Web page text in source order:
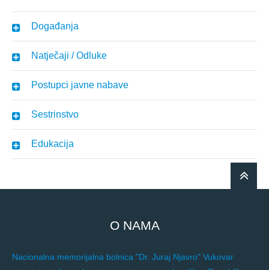
Događanja
Natječaji / Odluke
Postupci javne nabave
Sestrinstvo
Edukacija
O NAMA
Nacionalna memorijalna bolnica "Dr. Juraj Njavro" Vukovar